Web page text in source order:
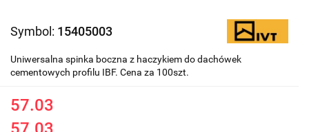
Symbol: 15405003
Uniwersalna spinka boczna z haczykiem do dachówek
cementowych profilu IBF. Cena za 100szt.
57.03